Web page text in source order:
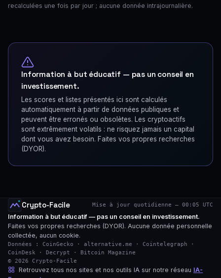
recalculées une fois par jour ; aucune donnée intrajournalière.
Information à but éducatif — pas un conseil en
investissement.
Les scores et listes présentés ici sont calculés
automatiquement à partir de données publiques et
peuvent être erronés ou obsolètes. Les cryptoactifs
sont extrêmement volatils : ne risquez jamais un capital
dont vous avez besoin. Faites vos propres recherches
(DYOR).
Crypto-Facile Mise à jour quotidienne — 00:05 UTC
Information à but éducatif — pas un conseil en investissement.
Faites vos propres recherches (DYOR). Aucune donnée personnelle
collectée, aucun cookie.
Données : CoinGecko · alternative.me · Cointelegraph ·
CoinDesk · Decrypt · Bitcoin Magazine
© 2026 Crypto-Facile
Retrouvez tous nos sites et nos outils IA sur notre réseau IA-